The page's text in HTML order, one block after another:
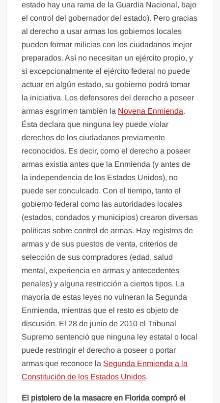
estado hay una rama de la Guardia Nacional, bajo
el control del gobernador del estado). Pero gracias
al derecho a usar armas los gobiernos locales
pueden formar milicias con los ciudadanos mejor
preparados. Así no necesitan un ejército propio, y
si excepcionalmente el ejército federal no puede
actuar en algún estado, su gobierno podrá tomar
la iniciativa. Los defensores del derecho a poseer
armas esgrimen también la Novena Enmienda.
Ésta declara que ninguna ley puede violar
derechos de los ciudadanos previamente
reconocidos. Es decir, como el derecho a poseer
armas existía antes que la Enmienda (y antes de
la independencia de los Estados Unidos), no
puede ser conculcado. Con el tiempo, tanto el
gobierno federal como las autoridades locales
(estados, condados y municipios) crearon diversas
políticas sobre control de armas. Hay registros de
armas y de sus puestos de venta, criterios de
selección de sus compradores (edad, salud
mental, experiencia en armas y antecedentes
penales) y alguna restricción a ciertos tipos. La
mayoría de estas leyes no vulneran la Segunda
Enmienda, mientras que el resto es objeto de
discusión. El 28 de junio de 2010 el Tribunal
Supremo sentenció que ninguna ley estatal o local
puede restringir el derecho a poseer o portar
armas que reconoce la Segunda Enmienda a la
Constitución de los Estados Unidos.
El pistolero de la masacre en Florida compró el